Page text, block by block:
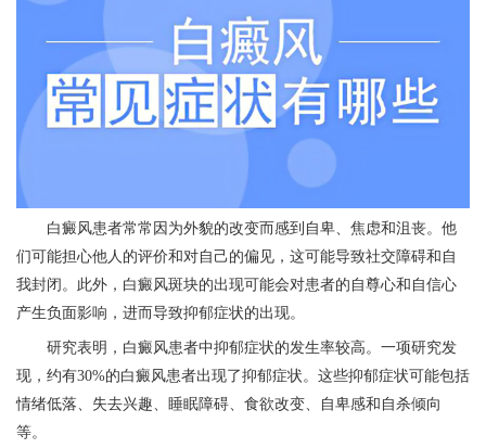
白癜风患者常常因为外貌的改变而感到自卑、焦虑和沮丧。他
们可能担心他人的评价和对自己的偏见，这可能导致社交障碍和自
我封闭。此外，白癜风斑块的出现可能会对患者的自尊心和自信心
产生负面影响，进而导致抑郁症状的出现。
研究表明，白癜风患者中抑郁症状的发生率较高。一项研究发
现，约有30%的白癜风患者出现了抑郁症状。这些抑郁症状可能包括
情绪低落、失去兴趣、睡眠障碍、食欲改变、自卑感和自杀倾向
等。